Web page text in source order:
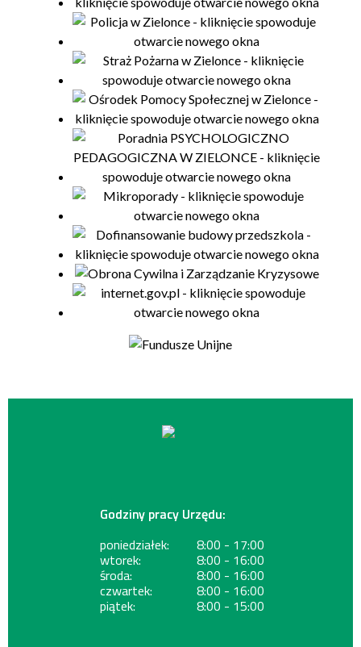
Godziny pracy Urzędu:
poniedziałek:
8:00 - 17:00
wtorek: 8:00 - 16:00
środa: 8:00 - 16:00
czwartek: 8:00 - 16:00
piątek: 8:00 - 15:00